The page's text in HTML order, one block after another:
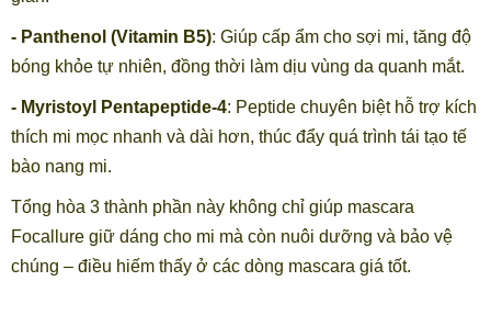
- Panthenol (Vitamin B5): Giúp cấp ẩm cho sợi mi, tăng độ
bóng khỏe tự nhiên, đồng thời làm dịu vùng da quanh mắt.
- Myristoyl Pentapeptide-4: Peptide chuyên biệt hỗ trợ kích
thích mi mọc nhanh và dài hơn, thúc đẩy quá trình tái tạo tế
bào nang mi.
Tổng hòa 3 thành phần này không chỉ giúp mascara
Focallure giữ dáng cho mi mà còn nuôi dưỡng và bảo vệ
chúng – điều hiếm thấy ở các dòng mascara giá tốt.